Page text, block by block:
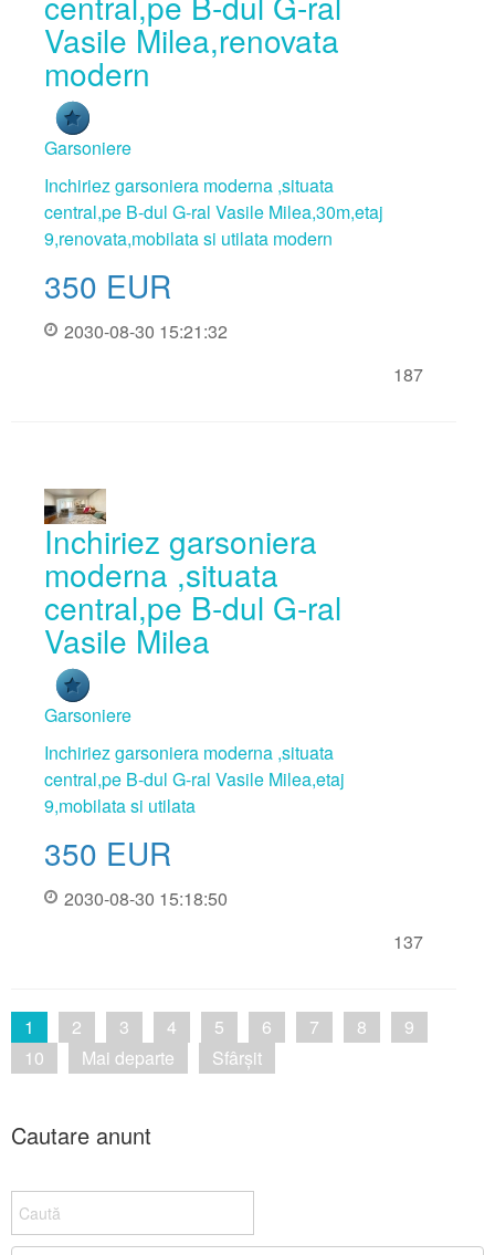
Vasile Milea,renovata
modern
Garsoniere
Inchiriez garsoniera moderna ,situata
central,pe B-dul G-ral Vasile Milea,30m,etaj
9,renovata,mobilata si utilata modern
350 EUR
2030-08-30 15:21:32
187
Inchiriez garsoniera
moderna ,situata
central,pe B-dul G-ral
Vasile Milea
Garsoniere
Inchiriez garsoniera moderna ,situata
central,pe B-dul G-ral Vasile Milea,etaj
9,mobilata si utilata
350 EUR
2030-08-30 15:18:50
137
1 2 3 4 5 6 7 8
9
10
Mai departe Sfârșit
Cautare anunt